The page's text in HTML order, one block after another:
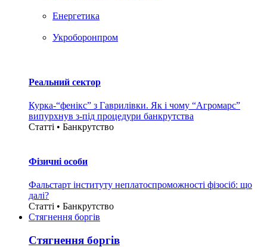
Енергетика
Укроборонпром
Реальний сектор
Курка-“фенікс” з Гаврилівки. Як і чому “Агромарс”
випурхнув з-під процедури банкрутства
Статті • Банкрутство
Фізичні особи
Фальстарт інституту неплатоспроможності фізосіб: що
далі?
Статті • Банкрутство
Стягнення боргiв
Стягнення боргiв